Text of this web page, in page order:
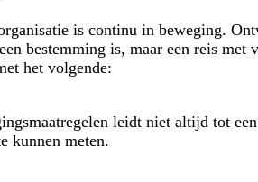
is continu in beweging.
bestemming is, maar een reis
het volgende:
leidt niet altijd tot
kunnen meten.